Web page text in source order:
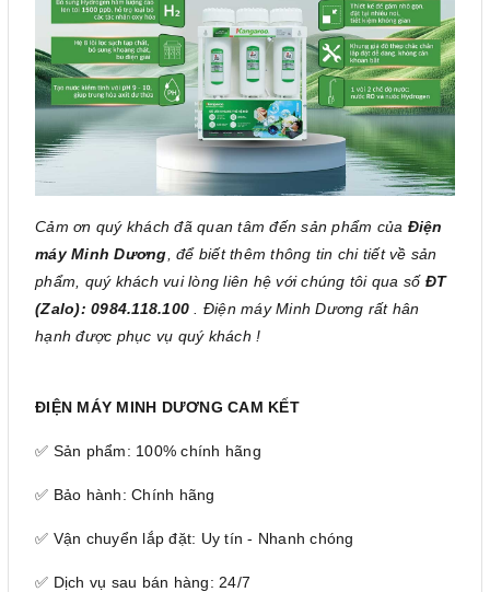
Cảm ơn quý khách đã quan tâm đến sản phẩm của Điện
máy Minh Dương , để biết thêm thông tin chi tiết về sản
phẩm, quý khách vui lòng liên hệ với chúng tôi qua số ĐT
(Zalo): 0984.118.100 . Điện máy Minh Dương rất hân
hạnh được phục vụ quý khách !
ĐIỆN MÁY MINH DƯƠNG CAM KẾT
✅ Sản phẩm: 100% chính hãng
✅ Bảo hành: Chính hãng
✅ Vận chuyển lắp đặt: Uy tín - Nhanh chóng
✅ Dịch vụ sau bán hàng: 24/7